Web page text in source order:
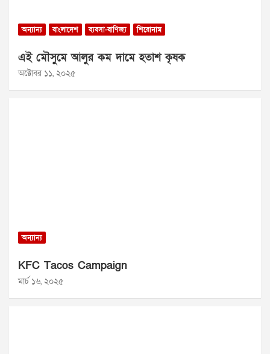
অন্যান্য বাংলাদেশ ব্যবসা-বাণিজ্য শিরোনাম
এই মৌসুমে আলুর কম দামে হতাশ কৃষক
অক্টোবর ১১, ২০২৫
অন্যান্য
KFC Tacos Campaign
মার্চ ১৬, ২০২৫